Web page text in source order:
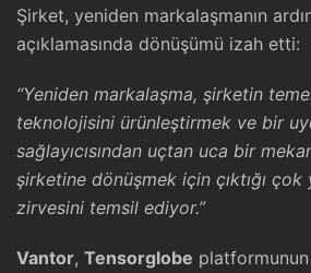
Şirket, yeniden markalaşmanın
açıklamasında dönüşümü izah etti:
“Yeniden markalaşma, şirketin
teknolojisini ürünleştirmek ve bir
sağlayıcısından uçtan uca bir
şirketine dönüşmek için çıktığı çok
zirvesini temsil ediyor.”
Vantor, Tensorglobe